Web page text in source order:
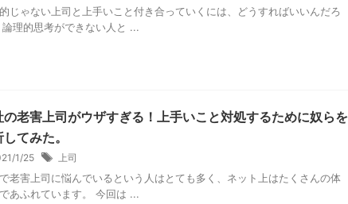
じゃない上司と上手いこと付き合っていくには、どうすればいいんだろ
論理的思考ができない人と ...
の老害上司がウザすぎる！上手いこと対処するために奴らを
てみた。
1/25 上司
老害上司に悩んでいるという人はとても多く、ネット上はたくさんの体
あふれています。 今回は ...